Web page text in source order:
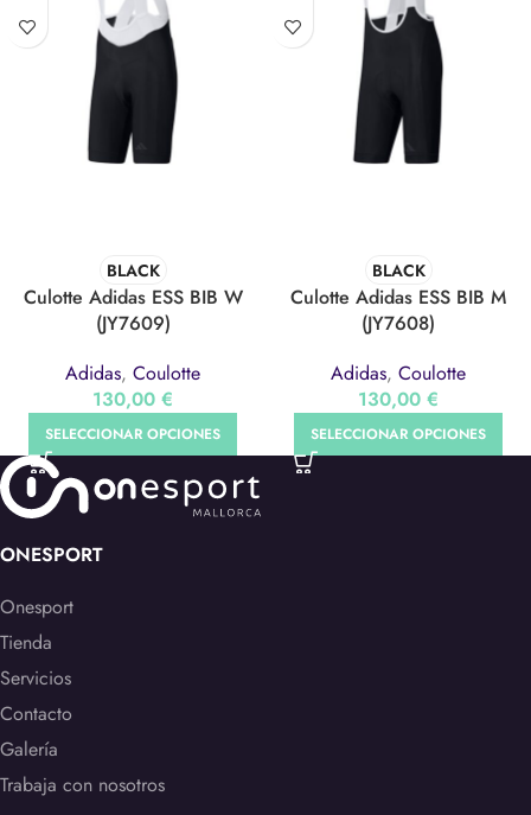
BLACK
Culotte Adidas ESS BIB W
(JY7609)
Adidas, Coulotte
130,00 €
SELECCIONAR OPCIONES
BLACK
Culotte Adidas ESS BIB M
(JY7608)
Adidas, Coulotte
130,00 €
SELECCIONAR OPCIONES
ONESPORT
Onesport
Tienda
Servicios
Contacto
Galería
Trabaja con nosotros